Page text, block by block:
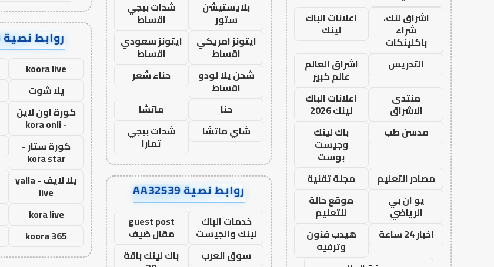
اشراق لنك،
شراء
باكلينكات
اعلانات الباك
لينك
التدريس
اشراق العالم
عالم كبير
منتدى
الاشراق
اعلانات الباك
لينك 2026
مدسن طب
باك لينك
وجيست
بوست
مصادر التعليم
مجلة تقنية
يو ان بي
الرياضي
موقع حالة
للتعليم
اخبار 24 ساعة
هيدب فنون
وترفيه
بلايستيشن
ستور
شدات ببجي
اقساط
ايتونز امريكي
اقساط
ايتونز سعودي
اقساط
شحن يلا لودو
اقساط
حناء شعر
حنا
ماتشا
شاي ماتشا
شدات ببجي
تمارا
روابط نصية AA32539
خدمات الباك
لينك والجيست
guest post
مقال ضيف
سوق العرب
باك لينك باقة
روابط نصية AA80513
koora live
يلا شوت
كورة اون لاين
- kora onli
كورة ستار -
kora star
يلا لايف - yalla
live
kora live
koora 365